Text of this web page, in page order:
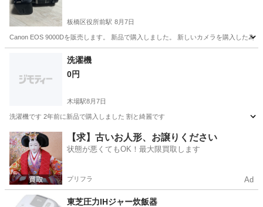
板橋区役所前駅 8月7日
Canon EOS 9000Dを販売します。 新品で購入しました。 新しいカメラを購入した為
板橋区役所前駅
洗濯機
0円
木場駅8月7日
洗濯機です 2年前に新品で購入しました 割と綺麗です
東京 江東区 木場駅 生活家電 新品
【求】古いお人形、お譲りください
状態が悪くてもOK！最大限買取します
プリフラ Ad
東芝圧力IHジャー炊飯器